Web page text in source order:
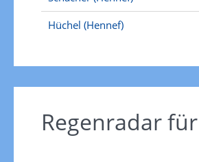
Hüchel (Hennef)
Regenradar